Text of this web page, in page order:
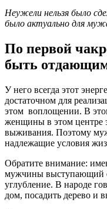
Неужели нельзя было
было актуально для
По первой
быть
У него всегда этот
достаточном для
этом воплощении. В
женщины в этом центре
выживания. Поэтому
надлежащие условия
Обратите внимание:
мужчины выступающий
углубление. В народе
дом, посадить дерево и